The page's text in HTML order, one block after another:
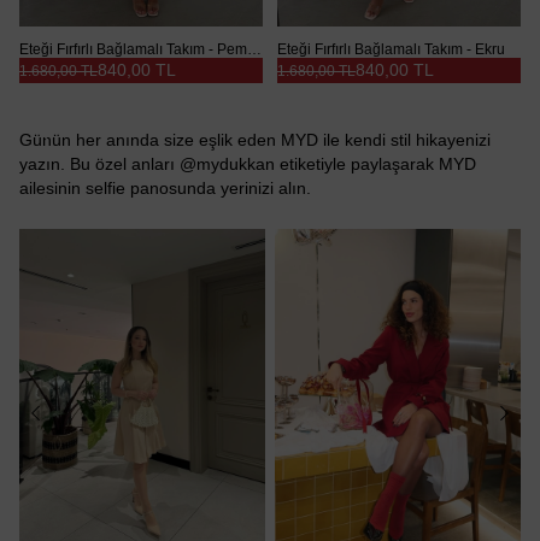
Eteği Fırfırlı Bağlamalı Takım - Pembe
840,00 TL
1.680,00 TL
Eteği Fırfırlı Bağlamalı Takım - Ekru
840,00 TL
1.680,00 TL
Günün her anında size eşlik eden MYD ile kendi stil hikayenizi
yazın. Bu özel anları @mydukkan etiketiyle paylaşarak MYD
ailesinin selfie panosunda yerinizi alın.